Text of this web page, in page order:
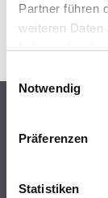
Partner führen
weiteren Daten
haben oder die
Notwendig
Präferenzen
Statistiken
Farbe
Trockenbau